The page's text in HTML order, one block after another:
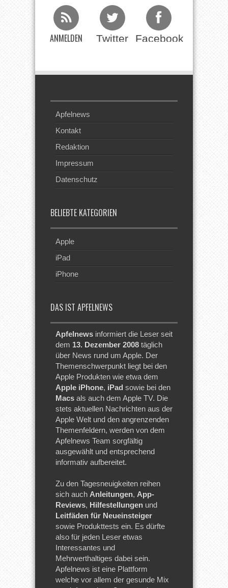
ANMELDEN Twitter Facebook
Apfelnews
Kontakt
Redaktion
Impressum
Datenschutz
BELIEBTE KATEGORIEN
Apple
iPad
iPhone
DAS IST APFELNEWS
Apfelnews informiert die Leser seit
dem 13. Dezember 2008 täglich
über News rund um Apple. Der
Themenschwerpunkt liegt bei den
Apple Produkten wie etwa dem
Apple iPhone, iPad sowie bei den
Macs als auch dem Apple TV. Die
stets aktuellen Nachrichten aus der
Apple Welt und den angrenzenden
Themenfeldern, werden von dem
Apfelnews Team sorgfältig
ausgewählt und entsprechend
informativ aufbereitet.
Zu den Tagesneuigkeiten reihen
sich auch Anleitungen, App-
Reviews, Hilfestellungen und
Leitfäden für Neueinsteiger
sowie Produkttests ein. Es dürfte
also für jeden Leser etwas
Interessantes und
Mehrwerthaltiges dabei sein.
Apfelnews ist eine Plattform
welche vor allem der gesunde Mix